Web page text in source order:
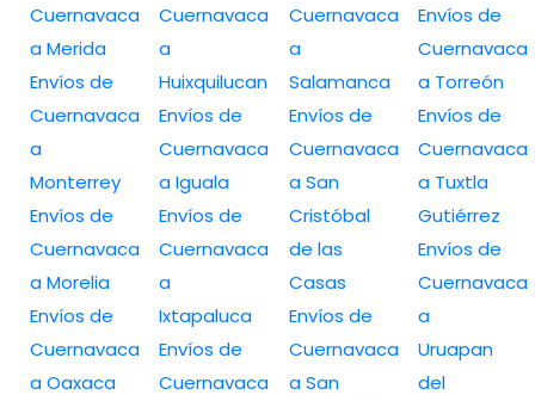
Cuernavaca
a Merida
Envíos de
Cuernavaca
a
Monterrey
Envíos de
Cuernavaca
a Morelia
Envíos de
Cuernavaca
a Oaxaca
Cuernavaca
a
Huixquilucan
Envíos de
Cuernavaca
a Iguala
Envíos de
Cuernavaca
a
Ixtapaluca
Envíos de
Cuernavaca
Cuernavaca
a
Salamanca
Envíos de
Cuernavaca
a San
Cristóbal
de las
Casas
Envíos de
Cuernavaca
a San
Envíos de
Cuernavaca
a Torreón
Envíos de
Cuernavaca
a Tuxtla
Gutiérrez
Envíos de
Cuernavaca
a
Uruapan
del